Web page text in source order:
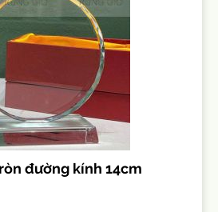
đường kính 14cm